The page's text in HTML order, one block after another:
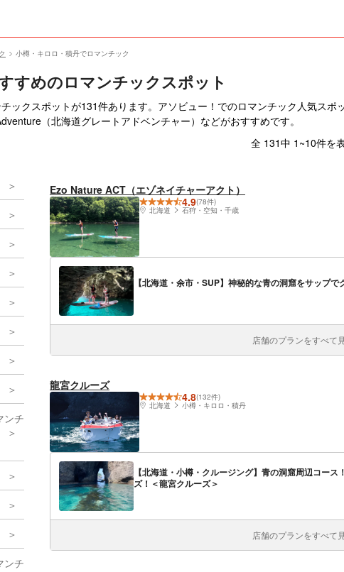
小樽・キロロ・積丹でロマンチック
すめのロマンチックスポット
ックスポットが131件あります。アソビュー！でのロマンチック人気スポ
（北海道グレートアドベンチャー）などがおすすめです。
全 131中 1~10件を
Ezo Nature ACT（エゾネイチャーアクト）
4.9(78件)
北海道
石狩・空知・千歳
【北海道・余市・SUP】神秘的な青の洞窟をサップ
店舗のプランをすべて
龍宮クルーズ
4.8(132件)
北海道
小樽・キロロ・積丹
【北海道・小樽・クルージング】青の洞窟周辺コー
ズ！＜龍宮クルーズ＞
店舗のプランをすべて
ンチ
ンチ